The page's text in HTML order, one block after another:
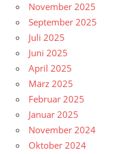
November 2025
September 2025
Juli 2025
Juni 2025
April 2025
März 2025
Februar 2025
Januar 2025
November 2024
Oktober 2024